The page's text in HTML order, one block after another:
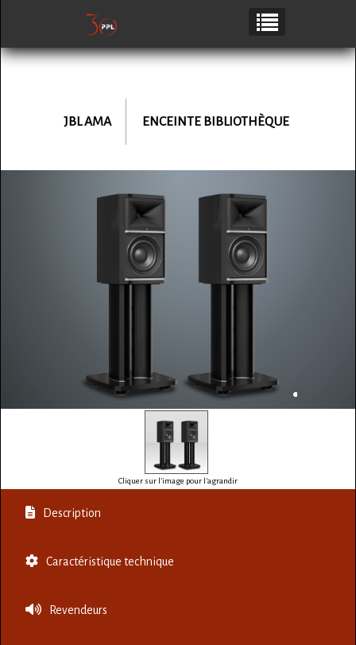
JBL AMA ENCEINTE BIBLIOTHÈQUE
Cliquer sur l'image pour l'agrandir
Description
Caractéristique technique
Revendeurs